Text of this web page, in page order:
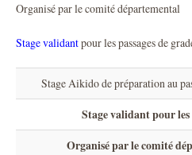
Organisé par le comité départemental
Stage validantpour les passages de
Stage Aikido de préparation au
Stage validant pour les
Organisé par le comité